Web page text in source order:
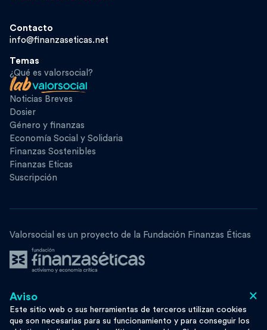
Contacto
info@finanzaseticas.net
Temas
¿Qué es valorsocial?
Noticias Breves
Dosier
Género y finanzas
Economía Social y Solidaria
Finanzas Sostenibles
Finanzas Eticas
Suscripción
Valorsocial es un proyecto de la Fundación Finanzas Éticas
Síguenos ×
Aviso
Este sitio web o sus herramientas de terceros utilizan cookies
que son necesarias para su funcionamiento y para conseguir los